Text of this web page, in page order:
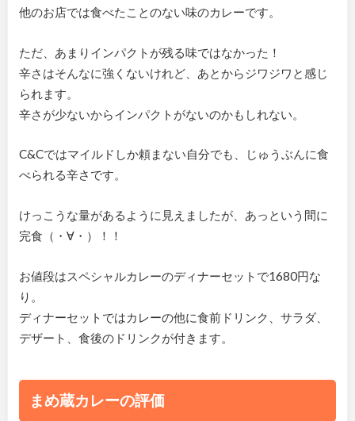
他のお店では食べたことのない味のカレーです。
ただ、あまりインパクトが残る味ではなかった！
辛さはそんなに強くないけれど、あとからジワジワと感じ
られます。
辛さが少ないからインパクトがないのかもしれない。
C&Cではマイルドしか頼まない自分でも、じゅうぶんに食
べられる辛さです。
けっこうな量があるように見えましたが、あっという間に
完食（・∀・）！！
お値段はスペシャルカレーのディナーセットで1680円な
り。
ディナーセットではカレーの他に食前ドリンク、サラダ、
デザート、食後のドリンクが付きます。
まめ蔵カレーの評価